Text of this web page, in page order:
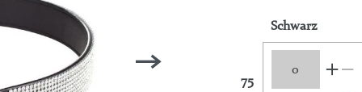
Schwarz
75